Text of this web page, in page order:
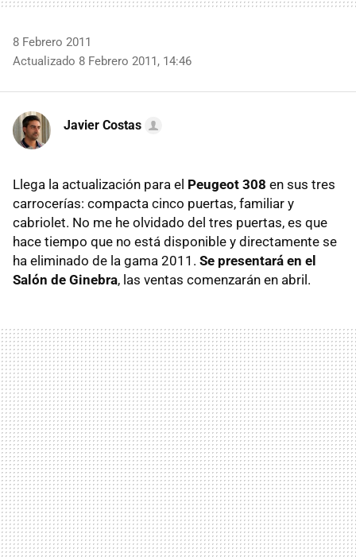
8 Febrero 2011
Actualizado 8 Febrero 2011, 14:46
Javier Costas
Llega la actualización para el Peugeot 308 en sus tres
carrocerías: compacta cinco puertas, familiar y
cabriolet. No me he olvidado del tres puertas, es que
hace tiempo que no está disponible y directamente se
ha eliminado de la gama 2011. Se presentará en el
Salón de Ginebra, las ventas comenzarán en abril.